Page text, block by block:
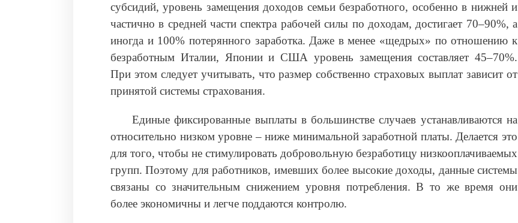
субсидий, уровень замещения доходов семьи безработного, особенно в нижней и
частично в средней части спектра рабочей силы по доходам, достигает 70–90%, а
иногда и 100% потерянного заработка. Даже в менее «щедрых» по отношению к
безработным Италии, Японии и США уровень замещения составляет 45–70%.
При этом следует учитывать, что размер собственно страховых выплат зависит от
принятой системы страхования.
Единые фиксированные выплаты в большинстве случаев устанавливаются на
относительно низком уровне – ниже минимальной заработной платы. Делается это
для того, чтобы не стимулировать добровольную безработицу низкооплачиваемых
групп. Поэтому для работников, имевших более высокие доходы, данные системы
связаны со значительным снижением уровня потребления. В то же время они
более экономичны и легче поддаются контролю.